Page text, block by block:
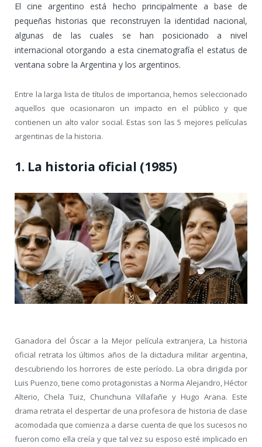
El cine argentino está hecho principalmente a base de
pequeñas historias que reconstruyen la identidad nacional,
algunas de las cuales se han posicionado a nivel
internacional otorgando a esta cinematografía el estatus de
ventana sobre la Argentina y los argentinos.
Entre la larga lista de títulos de importancia, hemos seleccionado
aquellos que ocasionaron un impacto en el público y que
contienen un alto valor social. Estas son las 5 mejores películas
argentinas de la historia.
1. La historia oficial (1985)
Ganadora del Óscar a la Mejor película extranjera, La historia
oficial retrata los últimos años de la dictadura militar argentina,
descubriendo los horrores de este período. La obra dirigida por
Luis Puenzo, tiene como protagonistas a Norma Alejandro, Héctor
Alterio, Chela Tuiz, Chunchuna Villafañe y Hugo Arana. Este
drama retrata el despertar de una profesora de historia de clase
acomodada que comienza a darse cuenta de que los sucesos no
fueron como ella creía y que tal vez su esposo esté implicado en